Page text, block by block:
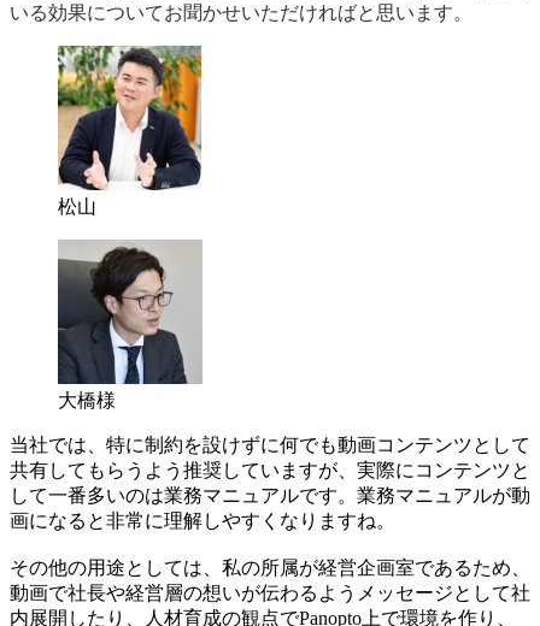
いる効果についてお聞かせいただければと思います。
松山
大橋様
当社では、特に制約を設けずに何でも動画コンテンツとして
共有してもらうよう推奨していますが、実際にコンテンツと
して一番多いのは業務マニュアルです。業務マニュアルが動
画になると非常に理解しやすくなりますね。
その他の用途としては、私の所属が経営企画室であるため、
動画で社長や経営層の想いが伝わるようメッセージとして社
内展開したり、人材育成の観点でPanopto上で環境を作り、